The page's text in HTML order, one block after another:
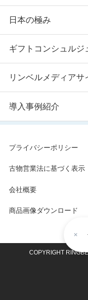
日本の極み
ギフトコンシュルジ
リンベルメディアサ
導入事例紹介
プライバシーポリシー
古物営業法に基づく表示
会社概要
商品画像ダウンロード
COPYRIGHT